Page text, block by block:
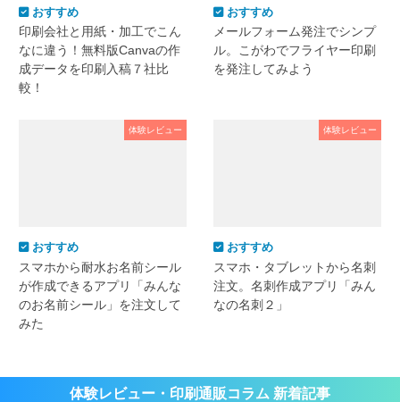
おすすめ
印刷会社と用紙・加工でこん
なに違う！無料版Canvaの作
成データを印刷入稿７社比
較！
おすすめ
メールフォーム発注でシンプ
ル。こがわでフライヤー印刷
を発注してみよう
体験レビュー
おすすめ
スマホから耐水お名前シール
が作成できるアプリ「みんな
のお名前シール」を注文して
みた
体験レビュー
おすすめ
スマホ・タブレットから名刺
注文。名刺作成アプリ「みん
なの名刺２」
体験レビュー・印刷通販コラム 新着記事